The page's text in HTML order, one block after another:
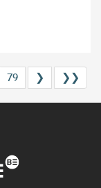
79 ❯ ❯❯